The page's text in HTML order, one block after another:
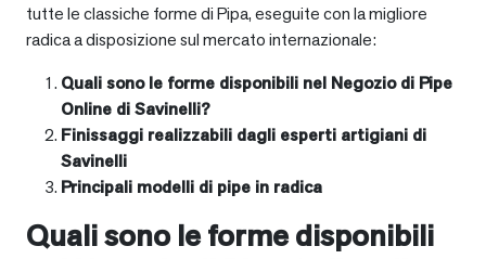
tutte le classiche forme di Pipa, eseguite con la migliore
radica a disposizione sul mercato internazionale:
Quali sono le forme disponibili nel Negozio di Pipe
Online di Savinelli?
Finissaggi realizzabili dagli esperti artigiani di
Savinelli
Principali modelli di pipe in radica
Quali sono le forme disponibili